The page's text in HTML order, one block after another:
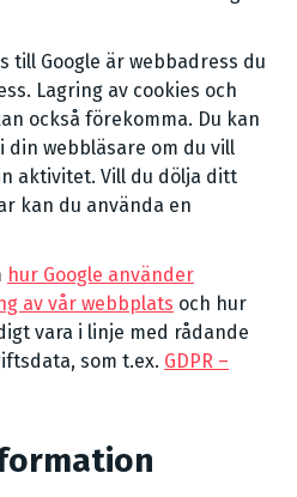
till Google är webbadress du
Lagring av cookies och
också förekomma. Du kan
din webbläsare om du vill
aktivitet. Vill du dölja ditt
kan du använda en
hur Google använder
av vår webbplats och hur
vara i linje med rådande
som t.ex. GDPR –